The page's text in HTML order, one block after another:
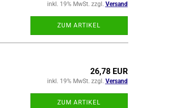
inkl. 19% MwSt. zzgl. Versand
ZUM ARTIKEL
26,78 EUR
inkl. 19% MwSt. zzgl. Versand
ZUM ARTIKEL